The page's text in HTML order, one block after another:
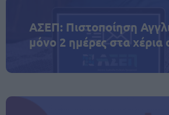
ΑΣΕΠ: Πιστοποίηση
μόνο 2 ημέρες στα χέρια